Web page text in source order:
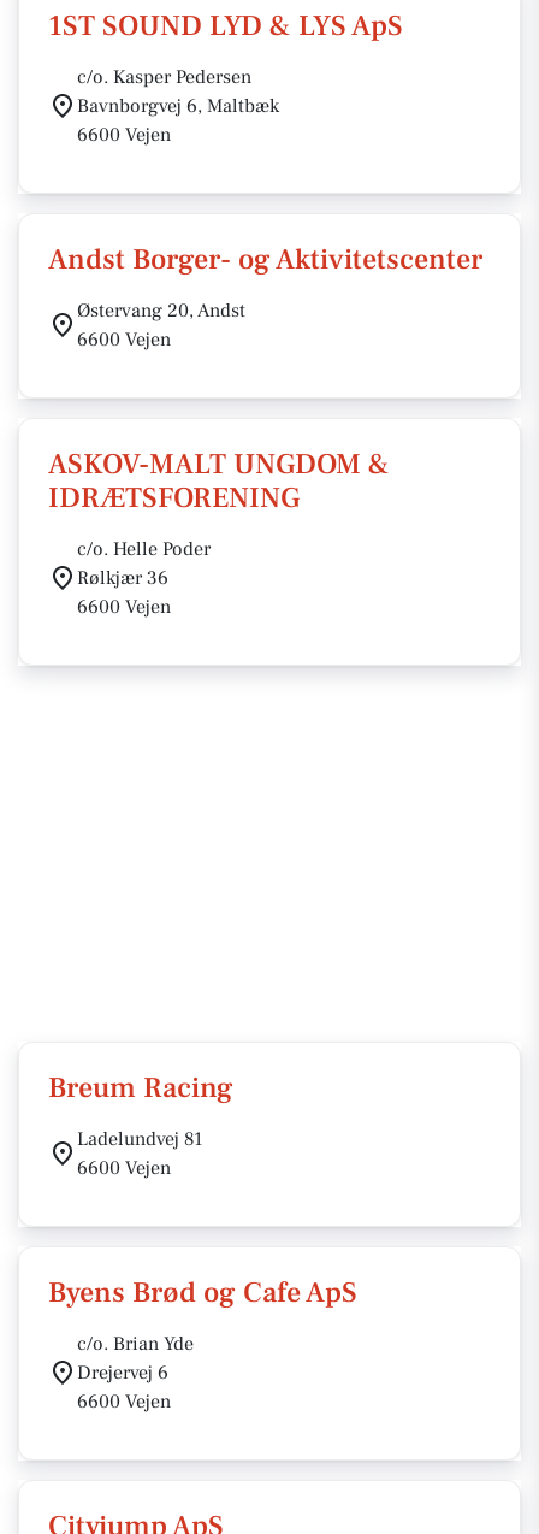
1ST SOUND LYD & LYS ApS
c/o. Kasper Pedersen
Bavnborgvej 6, Maltbæk
6600 Vejen
Andst Borger- og Aktivitetscenter
Østervang 20, Andst
6600 Vejen
ASKOV-MALT UNGDOM &
IDRÆTSFORENING
c/o. Helle Poder
Rølkjær 36
6600 Vejen
Breum Racing
Ladelundvej 81
6600 Vejen
Byens Brød og Cafe ApS
c/o. Brian Yde
Drejervej 6
6600 Vejen
Cityjump ApS